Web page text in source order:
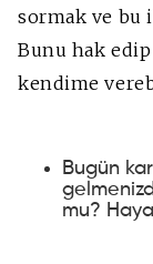
sormak ve bu
Bunu hak
kendime
Bugün
mu?